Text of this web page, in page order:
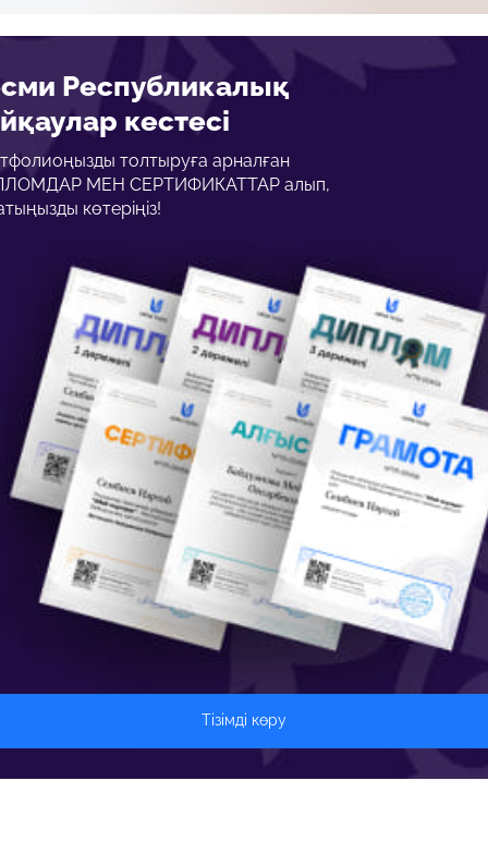
Республикалық
кестесі
толтыруға арналған
МЕН СЕРТИФИКАТТАР алып,
көтеріңіз!
Тізімді көру